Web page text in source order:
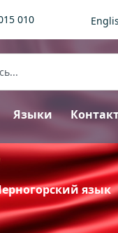
010
Языки
язык